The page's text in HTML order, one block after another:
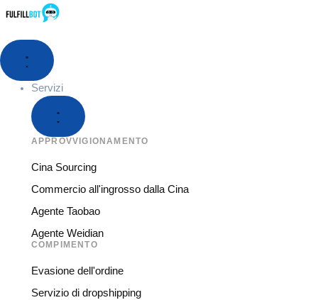
Servizi
APPROVVIGIONAMENTO
Cina Sourcing
Commercio all'ingrosso dalla Cina
Agente Taobao
Agente Weidian
COMPIMENTO
Evasione dell'ordine
Servizio di dropshipping